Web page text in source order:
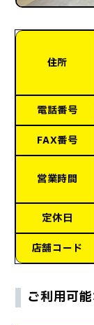
住所
電話番号
FAX番号
営業時間
定休日
店舗コード
ご利用可